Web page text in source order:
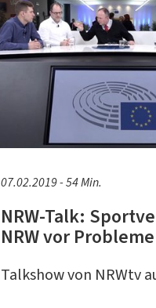
07.02.2019 - 54 Min.
NRW-Talk:
NRW vor
Talkshow von NRWtv